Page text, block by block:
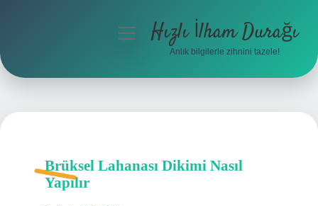
Hakkımızda
menüyüHızlı İlham Durağı
Anlık bilgilerle zihnini tazele!
Brüksel Lahanası Dikimi Nasıl
Yapılır